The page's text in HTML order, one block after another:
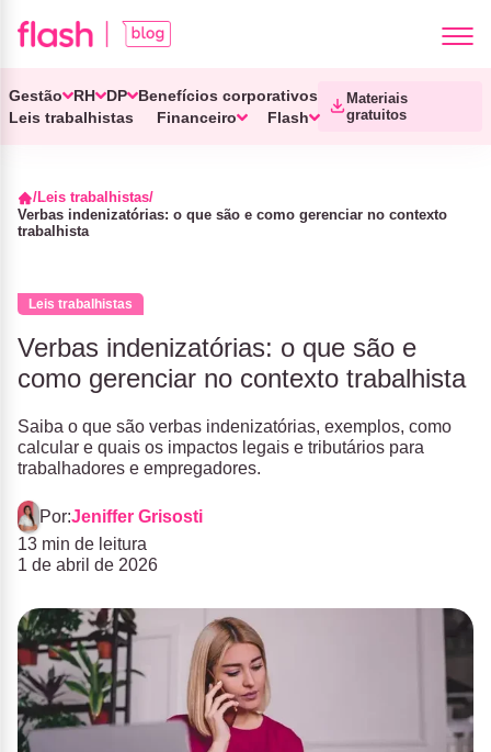
Gestão RH DP
Benefícios corporativos
Leis trabalhistas
Financeiro Flash
Materiais
gratuitos
Leis trabalhistas
Verbas indenizatórias: o que são e como gerenciar no contexto
trabalhista
Leis trabalhistas
Verbas indenizatórias: o que são e
como gerenciar no contexto trabalhista
Saiba o que são verbas indenizatórias, exemplos, como
calcular e quais os impactos legais e tributários para
trabalhadores e empregadores.
Por:Jeniffer Grisosti
13 min de leitura
1 de abril de 2026